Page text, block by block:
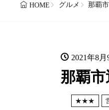
HOME グルメ 那覇
2021年8月
那覇
★★★